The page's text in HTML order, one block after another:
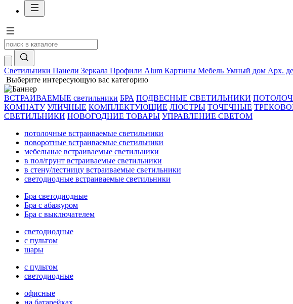
Светильники Панели Зеркала Профили Alum Картины Мебель Умный дом Арх.
Выберите интересующую вас категорию
ВСТРАИВАЕМЫЕ светильники БРА ПОДВЕСНЫЕ СВЕТИЛЬНИКИ
КОМНАТУ УЛИЧНЫЕ КОМПЛЕКТУЮЩИЕ ЛЮСТРЫ ТОЧЕЧНЫЕ
СВЕТИЛЬНИКИ НОВОГОДНИЕ ТОВАРЫ УПРАВЛЕНИЕ СВЕТОМ
потолочные встраиваемые светильники
поворотные встраиваемые светильники
мебельные встраиваемые светильники
в пол/грунт встраиваемые светильники
в стену/лестницу встраиваемые светильники
светодиодные встраиваемые светильники
Бра светодиодные
Бра с абажуром
Бра с выключателем
светодиодные
с пультом
шары
с пультом
светодиодные
офисные
на батарейках